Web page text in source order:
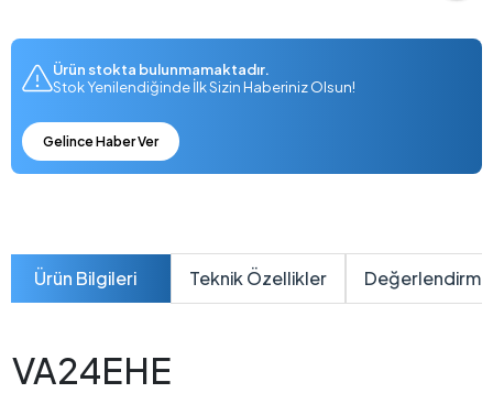
Ürün stokta bulunmamaktadır.
Stok Yenilendiğinde İlk Sizin Haberiniz Olsun!
Gelince Haber Ver
Ürün Bilgileri Teknik Özellikler
VA24EHE